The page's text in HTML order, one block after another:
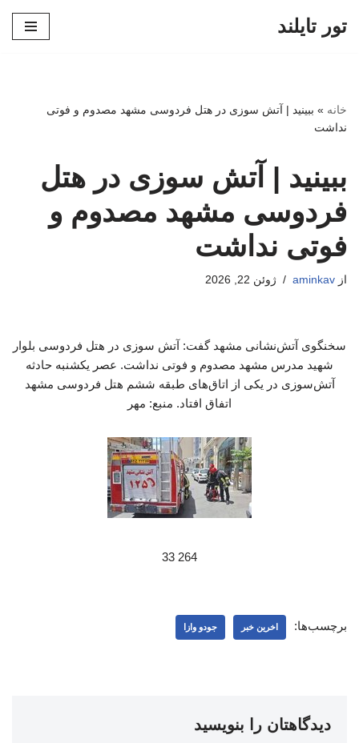
تور تایلند
خانه » ببینید | آتش سوزی در هتل فردوسی مشهد مصدوم و فوتی
نداشت
ببینید | آتش سوزی در هتل
فردوسی مشهد مصدوم و
فوتی نداشت
از aminkav ژوئن 22, 2026
سخنگوی آتش‌نشانی مشهد گفت: آتش سوزی در هتل فردوسی بلوار
شهید مدرس مشهد مصدوم و فوتی نداشت. عصر یکشنبه حادثه
آتش‌سوزی در یکی از اتاق‌های طبقه ششم هتل فردوسی مشهد
اتفاق افتاد. منبع: مهر
264 33
برچسب‌ها: اخرین خبر جودو وازا
دیدگاهتان را بنویسید